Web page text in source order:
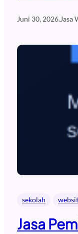
Juni 30, 2026.Jasa
sekolah
Jasa